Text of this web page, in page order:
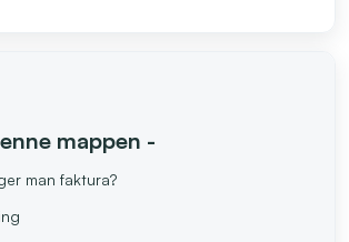
mappen -
man faktura?